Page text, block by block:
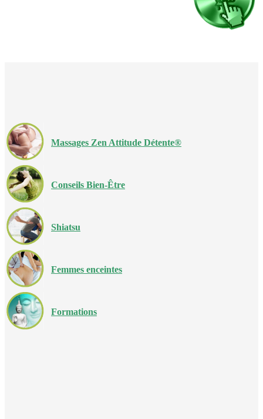
Massages Zen Attitude Détente®
Conseils Bien-Être
Shiatsu
Femmes enceintes
Formations